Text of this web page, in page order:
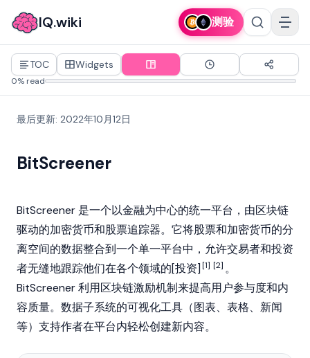
IQ.wiki 测验
TOC Widgets
0% read
最后更新: 2022年10月12日
BitScreener
BitScreener 是一个以金融为中心的统一平台，由区块链
驱动的加密货币和股票追踪器。它将股票和加密货币的分
离空间的数据整合到一个单一平台中，允许交易者和投资
者无缝地跟踪他们在各个领域的[投资] [1] [2] 。
BitScreener利用区块链激励机制来提高用户参与度和内
容质量。数据子系统的可视化工具（图表、表格、新闻
等）支持作者在平台内轻松创建新内容。